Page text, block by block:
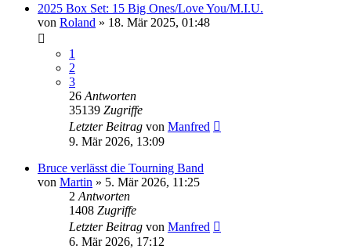
2025 Box Set: 15 Big Ones/Love You/M.I.U.
von Roland » 18. Mär 2025, 01:48
1
2
3
26 Antworten
35139 Zugriffe
Letzter Beitrag von Manfred
9. Mär 2026, 13:09
Bruce verlässt die Tourning Band
von Martin » 5. Mär 2026, 11:25
2 Antworten
1408 Zugriffe
Letzter Beitrag von Manfred
6. Mär 2026, 17:12